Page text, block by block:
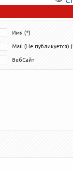
Имя (*)
Mail (Не публикуется)
ВебСайт